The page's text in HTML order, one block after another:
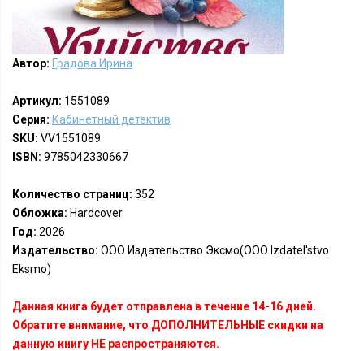
Автор: Градова Ирина
Артикул: 1551089
Серия: Кабинетный детектив
SKU: VV1551089
ISBN: 9785042330667
Количество страниц: 352
Обложка: Hardcover
Год: 2026
Издательство: ООО Издательство Эксмо(OOO Izdatel'stvo
Eksmo)
Данная книга будет отправлена в течение 14-16 дней.
Обратите внимание, что ДОПОЛНИТЕЛЬНЫЕ скидки на
данную книгу НЕ распространяются.